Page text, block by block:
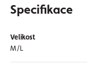
Specifikace
Velikost
M/L